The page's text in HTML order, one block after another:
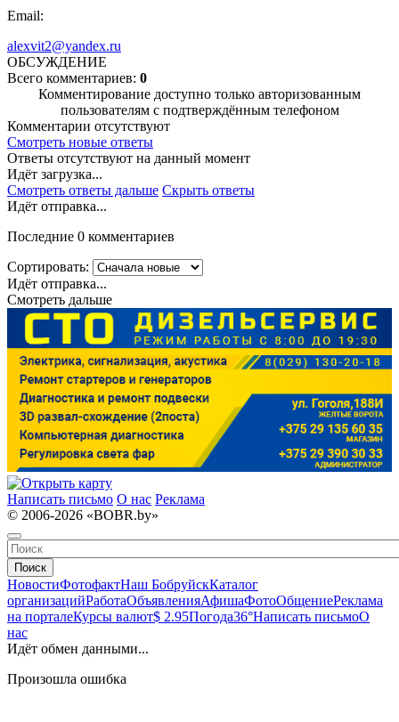
Email:
alexvit2@yandex.ru
ОБСУЖДЕНИЕ
Всего комментариев: 0
Комментирование доступно только авторизованным
пользователям с подтверждённым телефоном
Комментарии отсутствуют
Смотреть новые ответы
Ответы отсутствуют на данный момент
Идёт загрузка...
Смотреть ответы дальше Скрыть ответы
Идёт отправка...
Последние 0 комментариев
Сортировать:
Идёт отправка...
Смотреть дальше
Написать письмо О нас Реклама
© 2006-2026 «BOBR.by»
Поиск
НовостиФотофактНаш БобруйскКаталог
организацийРаботаОбъявленияАфишаФотоОбщениеРеклама
на порталеКурсы валют$ 2.95Погода36°Написать письмоО
нас
Идёт обмен данными...
Произошла ошибка